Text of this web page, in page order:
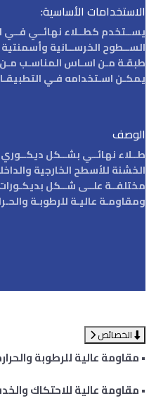
الاستخدامات الأساسية:
يســتخدم كطــلاء نهائــي فــي
الســطوح الخرســانية
طبقـة مـن اسـاس المناسـب
يمكـن اسـتخدامه فـي
الوصف
طــلاء نهائــي بشــكل
الخشنة للأسطح الخارجية
مختلفــة علــى شــكل
ومقاومـة عاليـة للرطوبـة
• مقاومة عالية للرطوبة
• مقاومة عالية للاحتكاك